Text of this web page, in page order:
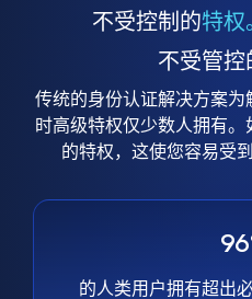
不受控制的特权
不受管控
传统的身份认证解决方案
时高级特权仅少数人拥有
的特权，这使您容易受
的人类用户拥有超出